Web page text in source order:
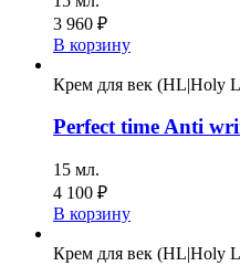
3 960 ₽
В корзину
Крем для век (HL|Holy
Perfect time Anti
15 мл.
4 100 ₽
В корзину
Крем для век (HL|Holy